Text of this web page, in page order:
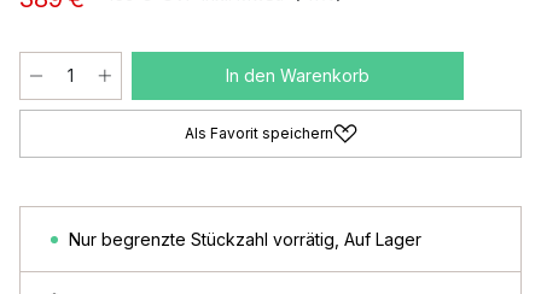
In den Warenkorb
Als Favorit speichern
Nur begrenzte Stückzahl vorrätig Auf Lager